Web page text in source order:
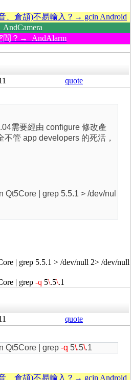
、倉頡)不易輸入？→ gcin Android
間？→ AndAlarm
quote
需要經由 configure 修改產
管 app developers 的死活，
Qt5Core | grep 5.5.1 > /dev/nul
| grep 5.5.1 > /dev/null 2> /dev/null
| grep -q 5\.5\.1
quote
Qt5Core | grep -q 5\.5\.1
、倉頡)不易輸入？→ gcin Android